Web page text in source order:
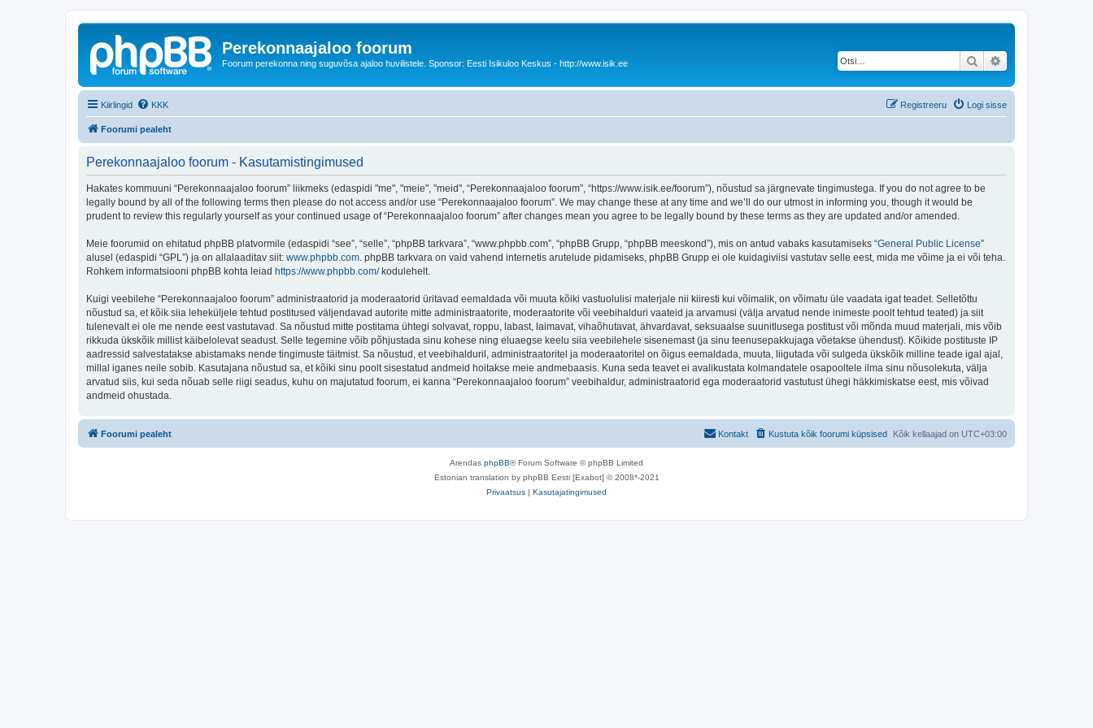
Perekonnaajaloo foorum
Foorum perekonna ning suguvõsa ajaloo huvilistele. Sponsor: Eesti Isikuloo Keskus - http://www.isik.ee Otsi
Kiirlingid KKK Logi sisse
Registreeru
Foorumi pealeht
Perekonnaajaloo foorum - Kasutamistingimused
Hakates kommuuni “Perekonnaajaloo foorum” liikmeks (edaspidi "me", "meie", "meid", “Perekonnaajaloo foorum”, “https://www.isik.ee/foorum”), nõustud sa järgnevate tingimustega. If you do not agree to be
legally bound by all of the following terms then please do not access and/or use “Perekonnaajaloo foorum”. We may change these at any time and we’ll do our utmost in informing you, though it would be
prudent to review this regularly yourself as your continued usage of “Perekonnaajaloo foorum” after changes mean you agree to be legally bound by these terms as they are updated and/or amended.
Meie foorumid on ehitatud phpBB platvormile (edaspidi “see”, “selle”, “phpBB tarkvara”, “www.phpbb.com”, “phpBB Grupp, “phpBB meeskond”), mis on antud vabaks kasutamiseks “General Public License”
alusel (edaspidi “GPL”) ja on allalaaditav siit: www.phpbb.com . phpBB tarkvara on vaid vahend internetis arutelude pidamiseks, phpBB Grupp ei ole kuidagiviisi vastutav selle eest, mida me võime ja ei või teha.
Rohkem informatsiooni phpBB kohta leiad https://www.phpbb.com/kodulehelt.
Kuigi veebilehe “Perekonnaajaloo foorum” administraatorid ja moderaatorid üritavad eemaldada või muuta kõiki vastuolulisi materjale nii kiiresti kui võimalik, on võimatu üle vaadata igat teadet. Selletõttu
nõustud sa, et kõik siia leheküljele tehtud postitused väljendavad autorite mitte administraatorite, moderaatorite või veebihalduri vaateid ja arvamusi (välja arvatud nende inimeste poolt tehtud teated) ja siit
tulenevalt ei ole me nende eest vastutavad. Sa nõustud mitte postitama ühtegi solvavat, roppu, labast, laimavat, vihaõhutavat, ähvardavat, seksuaalse suunitlusega postitust või mõnda muud materjali, mis võib
rikkuda ükskõik millist käibelolevat seadust. Selle tegemine võib põhjustada sinu kohese ning eluaegse keelu siia veebilehele sisenemast (ja sinu teenusepakkujaga võetakse ühendust). Kõikide postituste IP
aadressid salvestatakse abistamaks nende tingimuste täitmist. Sa nõustud, et veebihalduril, administraatoritel ja moderaatoritel on õigus eemaldada, muuta, liigutada või sulgeda ükskõik milline teade igal ajal,
millal iganes neile sobib. Kasutajana nõustud sa, et kõiki sinu poolt sisestatud andmeid hoitakse meie andmebaasis. Kuna seda teavet ei avalikustata kolmandatele osapooltele ilma sinu nõusolekuta, välja
arvatud siis, kui seda nõuab selle riigi seadus, kuhu on majutatud foorum, ei kanna “Perekonnaajaloo foorum” veebihaldur, administraatorid ega moderaatorid vastutust ühegi häkkimiskatse eest, mis võivad
andmeid ohustada.
Foorumi pealeht Kõik kellaajad on UTC+03:00
Kustuta kõik foorumi küpsised
Kontakt
Arendas phpBB® Forum Software © phpBB Limited
Estonian translation by phpBB Eesti [Exabot] © 2008*-2021
Privaatsus | Kasutajatingimused